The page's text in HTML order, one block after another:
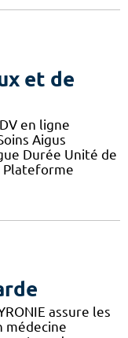
et de
en ligne
Aigus
Durée Unité de
Plateforme
assure les
médecine